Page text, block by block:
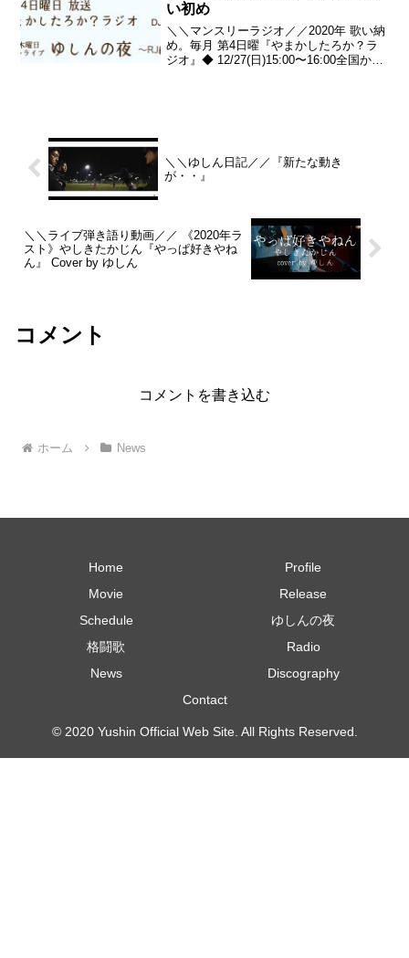
い初め
＼＼マンスリーラジオ／／2020年 歌い納
め。毎月 第4日曜『やまかしたろか？ラ
ジオ』◆ 12/27(日)15:00〜16:00全国から
＼＼ゆしん日記／／『新たな動き
が・・』
＼＼ライブ弾き語り動画／／ 《2020年ラ
スト》やしきたかじん『やっぱ好きやね
ん』 Cover by ゆしん
コメント
コメントを書き込む
ホーム News
Home
Profile
Movie
Release
Schedule
ゆしんの夜
格闘歌
Radio
News
Discography
Contact
© 2020 Yushin Official Web Site. All Rights Reserved.